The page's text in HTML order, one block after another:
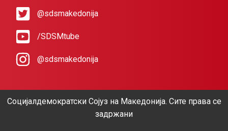
@sdsmakedonija
/SDSMtube
@sdsmakedonija
Социјалдемократски Сојуз на Македонија. Сите права се
задржани